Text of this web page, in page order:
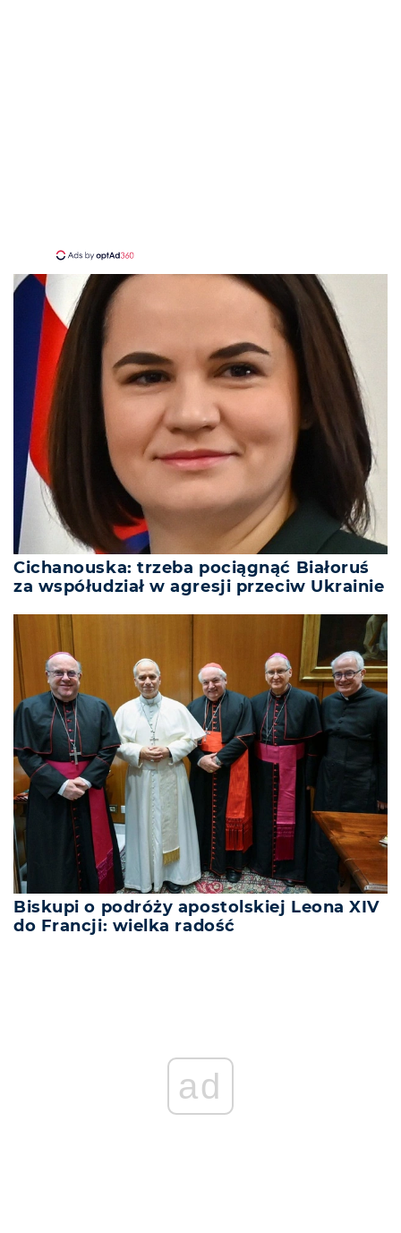
Cichanouska: trzeba pociągnąć Białoruś
za współudział w agresji przeciw Ukrainie
Biskupi o podróży apostolskiej Leona XIV
do Francji: wielka radość
ad